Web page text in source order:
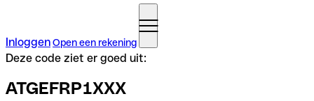
InloggenOpen een rekening
Deze code ziet er goed uit:
ATGEFRP1XXX